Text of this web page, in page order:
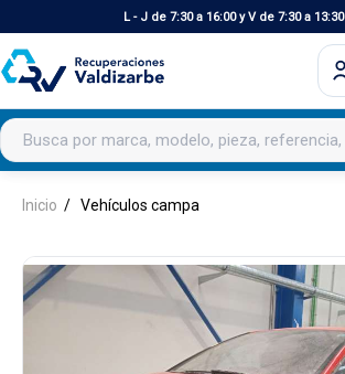
L - J de 7:30 a 16:00 y V de 7:30 a 13:30
Buscar productos
Inicio Vehículos campa